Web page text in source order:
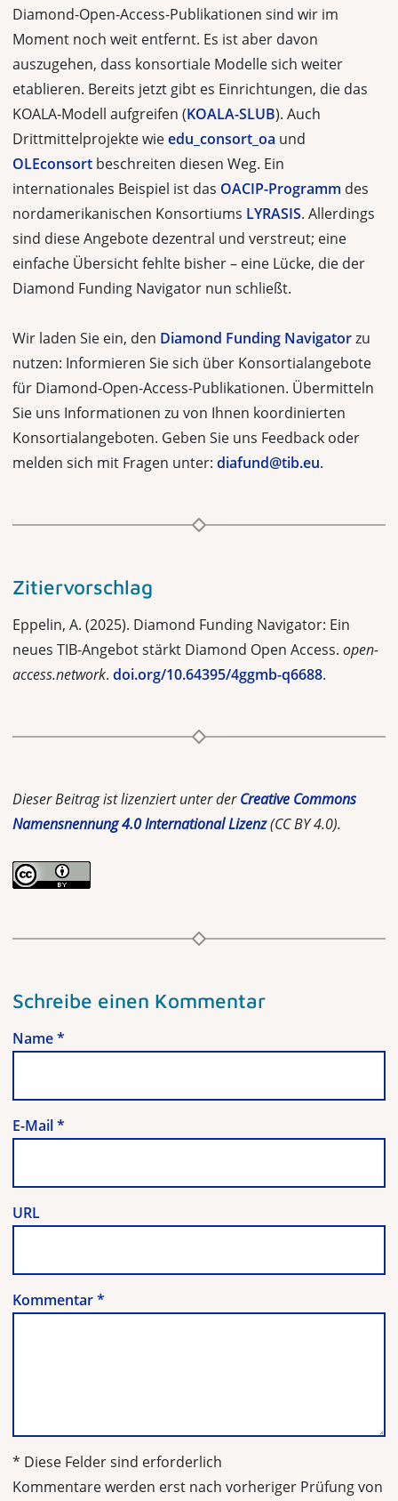
Diamond-Open-Access-Publikationen sind wir im
Moment noch weit entfernt. Es ist aber davon
auszugehen, dass konsortiale Modelle sich weiter
etablieren. Bereits jetzt gibt es Einrichtungen, die das
KOALA-Modell aufgreifen (KOALA-SLUB). Auch
Drittmittelprojekte wieedu_consort_oa und
OLEconsort beschreiten diesen Weg. Ein
internationales Beispiel ist das OACIP-Programm des
nordamerikanischen Konsortiums LYRASIS. Allerdings
sind diese Angebote dezentral und verstreut; eine
einfache Übersicht fehlte bisher – eine Lücke, die der
Diamond Funding Navigator nun schließt.
Wir laden Sie ein, den Diamond Funding Navigatorzu
nutzen: Informieren Sie sich über Konsortialangebote
für Diamond-Open-Access-Publikationen. Übermitteln
Sie uns Informationen zu von Ihnen koordinierten
Konsortialangeboten. Geben Sie uns Feedback oder
melden sich mit Fragen unter: diafund@tib.eu.
Zitiervorschlag
Eppelin, A. (2025). Diamond Funding Navigator: Ein
neues TIB-Angebot stärkt Diamond Open Access. open-
access.network. doi.org/10.64395/4ggmb-q6688.
Dieser Beitrag ist lizenziert unter derCreative Commons
Namensnennung 4.0 International Lizenz(CC BY 4.0).
Schreibe einen Kommentar
Name*
E-Mail*
URL
Kommentar*
* Diese Felder sind erforderlich
Kommentare werden erst nach vorheriger Prüfung von